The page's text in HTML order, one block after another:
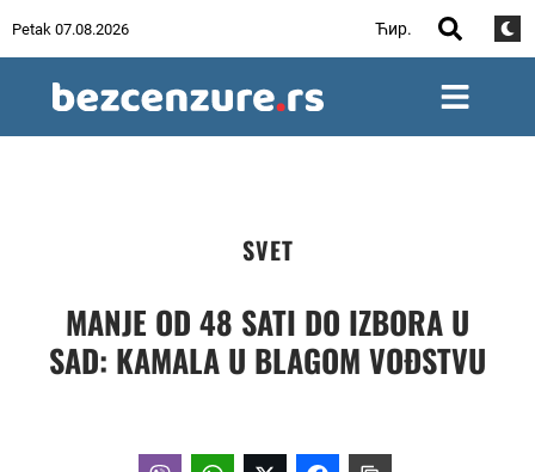
Petak 07.08.2026 Ћир.
SVET
MANJE OD 48 SATI DO IZBORA U
SAD: KAMALA U BLAGOM VOĐSTVU